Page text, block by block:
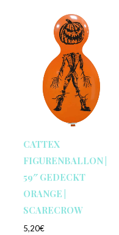
CATTEX
FIGURENBALLON |
59″ GEDECKT
ORANGE |
SCARECROW
5,20€